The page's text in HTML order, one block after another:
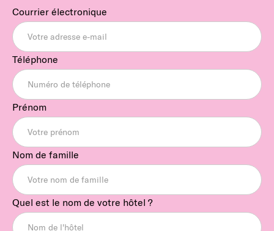
Courrier électronique
Téléphone
Prénom
Nom de famille
Quel est le nom de votre hôtel ?